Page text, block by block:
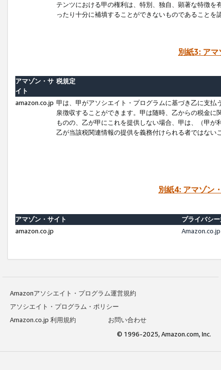
テンツにおける甲の権利は、特別、独自、顕著な特徴
ったり十分に補填することができないものであることを
別紙3: ア
アマゾン・サ
イト
税規定
amazon.co.jp 甲は、甲がアソシエイト・プログラムに基づき乙に支
泉徴収することができます。甲は随時、乙からの税金
ものの、乙が甲にこれを提供しない場合、甲は、（甲
乙が当該税関連情報の提供を義務付けられる者ではな
別紙4: アマゾン
アマゾン・サイト
プライバシ
amazon.co.jp
Amazonアソシエイト・プログラム運営規約
アソシエイト・プログラム・ポリシー
Amazon.co.jp 利用規約
お問い合わせ
© 1996-2025, Amazon.com, Inc.